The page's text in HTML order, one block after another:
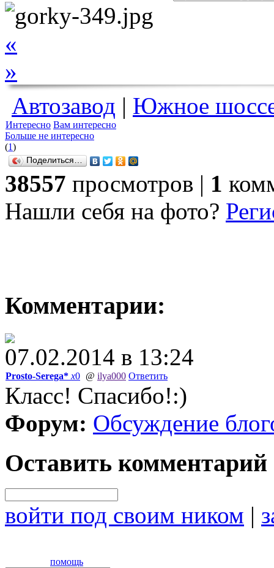
«
»
Автозавод | Южное
Интересно Вам интересно
Больше не интересно
(1)
Поделиться…
38557 просмотров | 1
Нашли себя на фото?
Комментарии:
07.02.2014 в 13:24
Prosto-Serega* x0 @ ilya000 Ответить
Класс! Спасибо!:)
Форум: Обсуждение
Оставить комментарий
войти под своим ником |
помощь